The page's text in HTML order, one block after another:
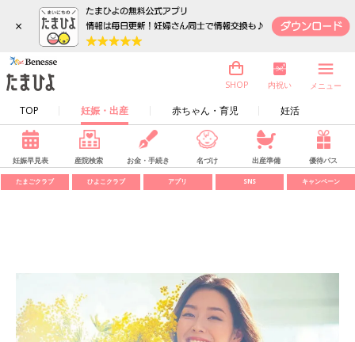
×
TOP 妊娠・出産 赤ちゃん・育児 妊活
SHOP 内祝い メニュー
妊娠早見表 産院検索 お金・手続き 名づけ 出産準備 優待パス
たまごクラブ ひよこクラブ アプリ SNS キャンペーン